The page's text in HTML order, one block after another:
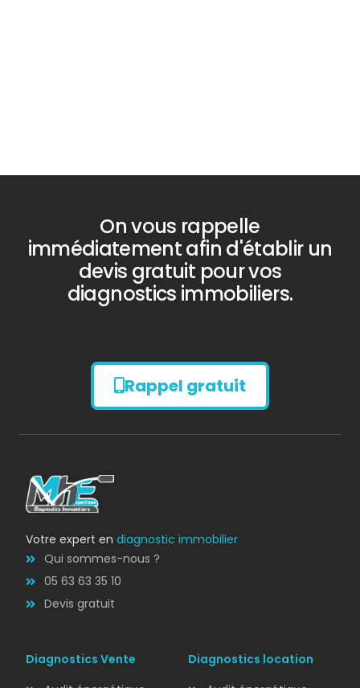
Diagnostic
AMIANTE
On vous rappelle
immédiatement afin d'établir un
devis gratuit pour vos
diagnostics immobiliers.
Rappel gratuit
Votre expert endiagnostic immobilier
Qui sommes-nous ?
05 63 63 35 10
Devis gratuit
Diagnostics Vente
Diagnostics location